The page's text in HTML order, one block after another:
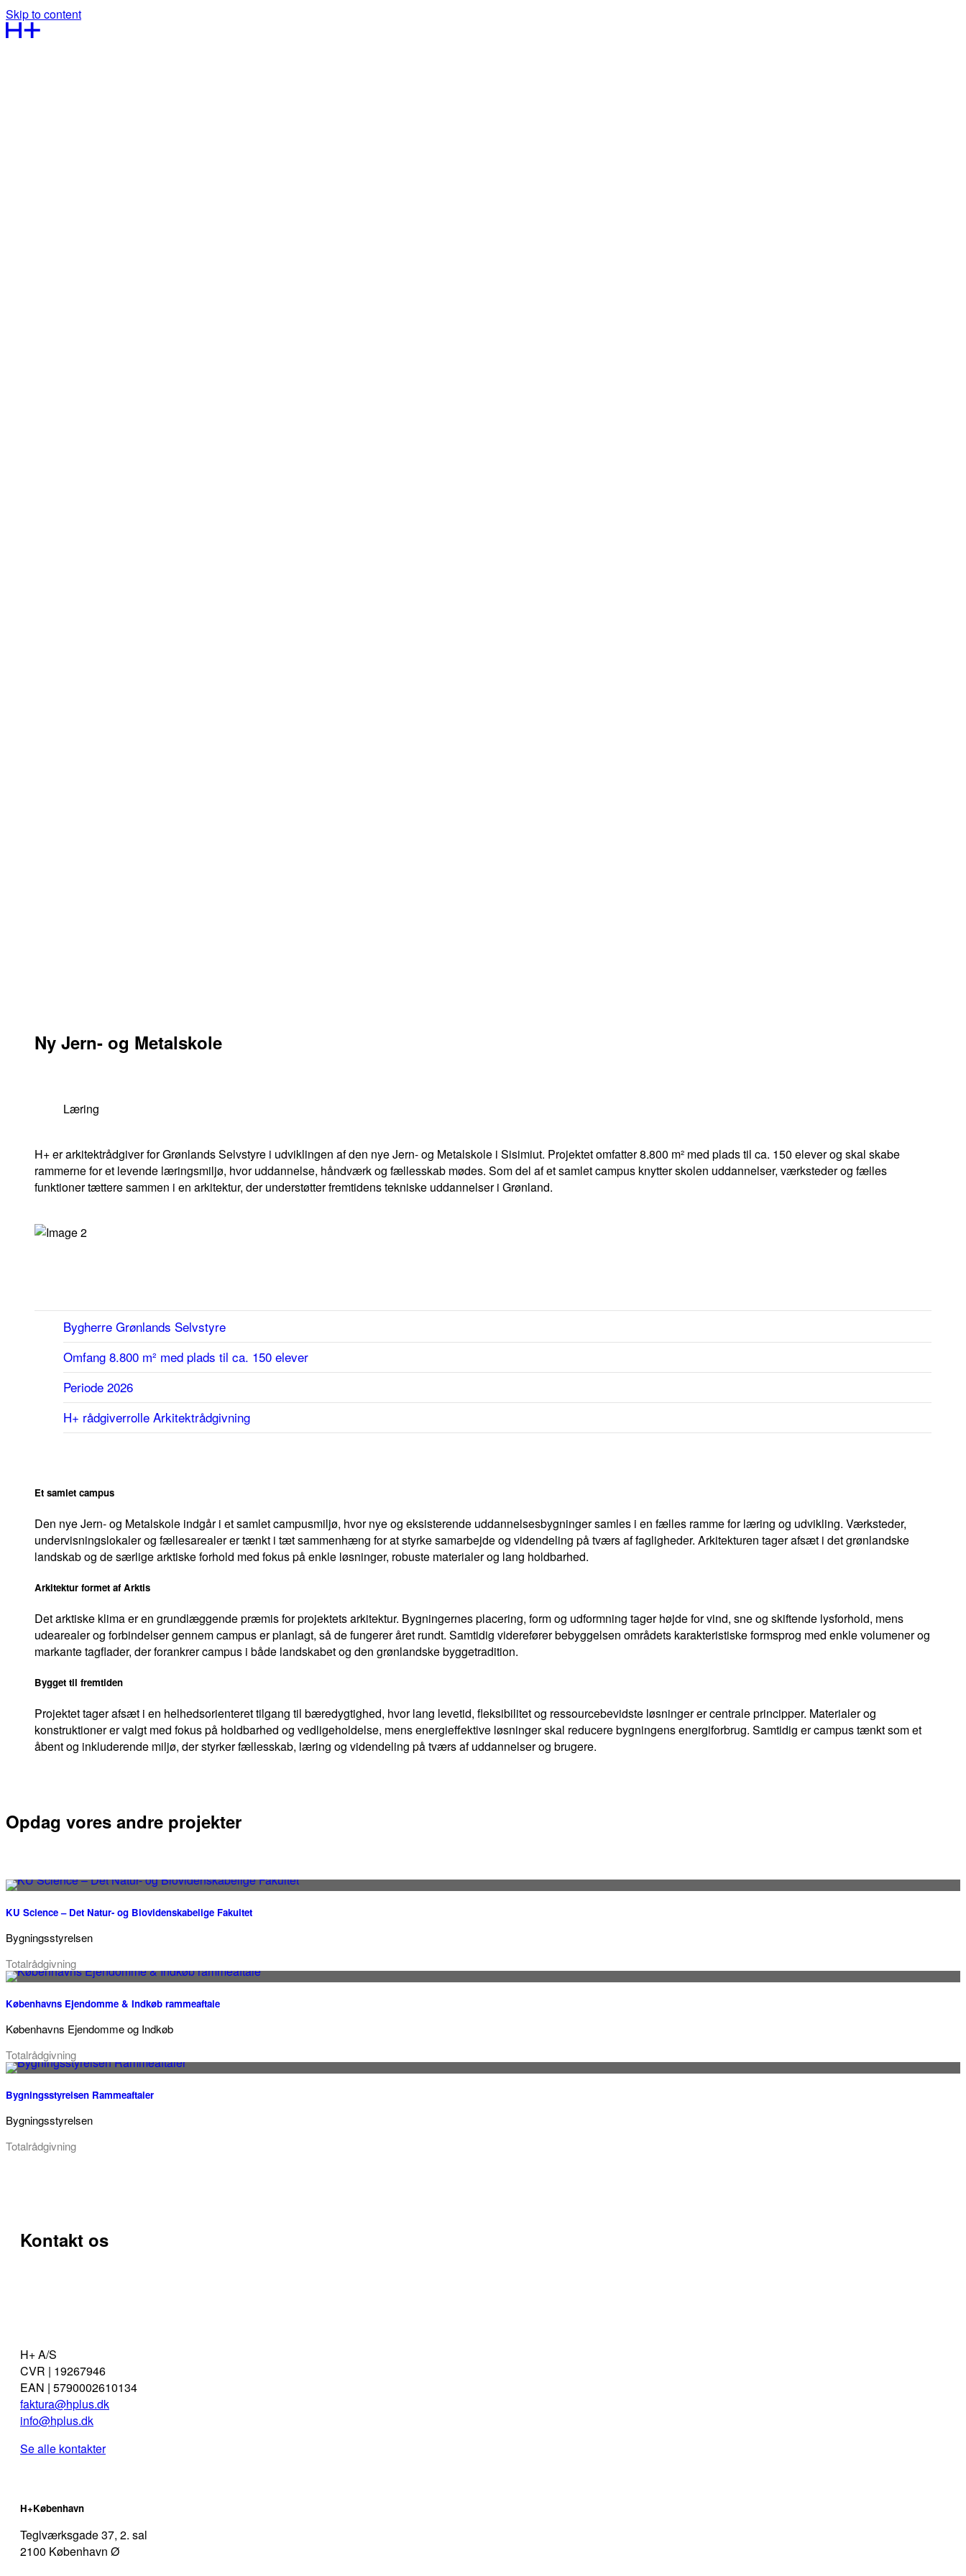
Skip to content
Ny Jern- og Metalskole
Læring
H+ er arkitektrådgiver for Grønlands Selvstyre i udviklingen af den nye Jern- og Metalskole i Sisimiut. Projektet omfatter 8.800 m² med plads til ca. 150 elever og skal skabe
rammerne for et levende læringsmiljø, hvor uddannelse, håndværk og fællesskab mødes. Som del af et samlet campus knytter skolen uddannelser, værksteder og fælles
funktioner tættere sammen i en arkitektur, der understøtter fremtidens tekniske uddannelser i Grønland.
Bygherre Grønlands Selvstyre
Omfang 8.800 m² med plads til ca. 150 elever
Periode 2026
H+ rådgiverrolle Arkitektrådgivning
Et samlet campus
Den nye Jern- og Metalskole indgår i et samlet campusmiljø, hvor nye og eksisterende uddannelsesbygninger samles i en fælles ramme for læring og udvikling. Værksteder,
undervisningslokaler og fællesarealer er tænkt i tæt sammenhæng for at styrke samarbejde og videndeling på tværs af fagligheder. Arkitekturen tager afsæt i det grønlandske
landskab og de særlige arktiske forhold med fokus på enkle løsninger, robuste materialer og lang holdbarhed.
Arkitektur formet af Arktis
Det arktiske klima er en grundlæggende præmis for projektets arkitektur. Bygningernes placering, form og udformning tager højde for vind, sne og skiftende lysforhold, mens
udearealer og forbindelser gennem campus er planlagt, så de fungerer året rundt. Samtidig viderefører bebyggelsen områdets karakteristiske formsprog med enkle volumener og
markante tagflader, der forankrer campus i både landskabet og den grønlandske byggetradition.
Bygget til fremtiden
Projektet tager afsæt i en helhedsorienteret tilgang til bæredygtighed, hvor lang levetid, fleksibilitet og ressourcebevidste løsninger er centrale principper. Materialer og
konstruktioner er valgt med fokus på holdbarhed og vedligeholdelse, mens energieffektive løsninger skal reducere bygningens energiforbrug. Samtidig er campus tænkt som et
åbent og inkluderende miljø, der styrker fællesskab, læring og videndeling på tværs af uddannelser og brugere.
Opdag vores andre projekter
KU Science – Det Natur- og Biovidenskabelige Fakultet
Bygningsstyrelsen
Totalrådgivning
Københavns Ejendomme & Indkøb rammeaftale
Københavns Ejendomme og Indkøb
Totalrådgivning
Bygningsstyrelsen Rammeaftaler
Bygningsstyrelsen
Totalrådgivning
Kontakt os
H+ A/S
CVR | 19267946
EAN | 5790002610134
faktura@hplus.dk
info@hplus.dk
Se alle kontakter
H+København
Teglværksgade 37, 2. sal
2100 København Ø